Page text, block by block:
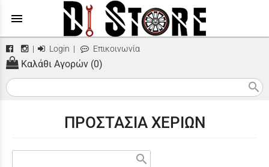
menu
| Login | Επικοινωνία
Καλάθι Αγορών (0)
search
ΠΡΟΣΤΑΣΙΑ ΧΕΡΙΩΝ
search